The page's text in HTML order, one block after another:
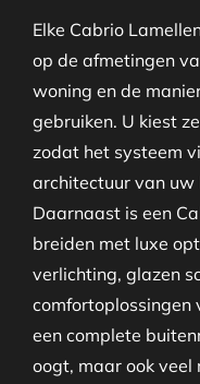
Elke Cabrio
op de afmetingen
woning en de
gebruiken. U kiest
zodat het systeem
architectuur van uw
Daarnaast is een
breiden met luxe
verlichting, glazen
comfortoplossingen
een complete
oogt, maar ook